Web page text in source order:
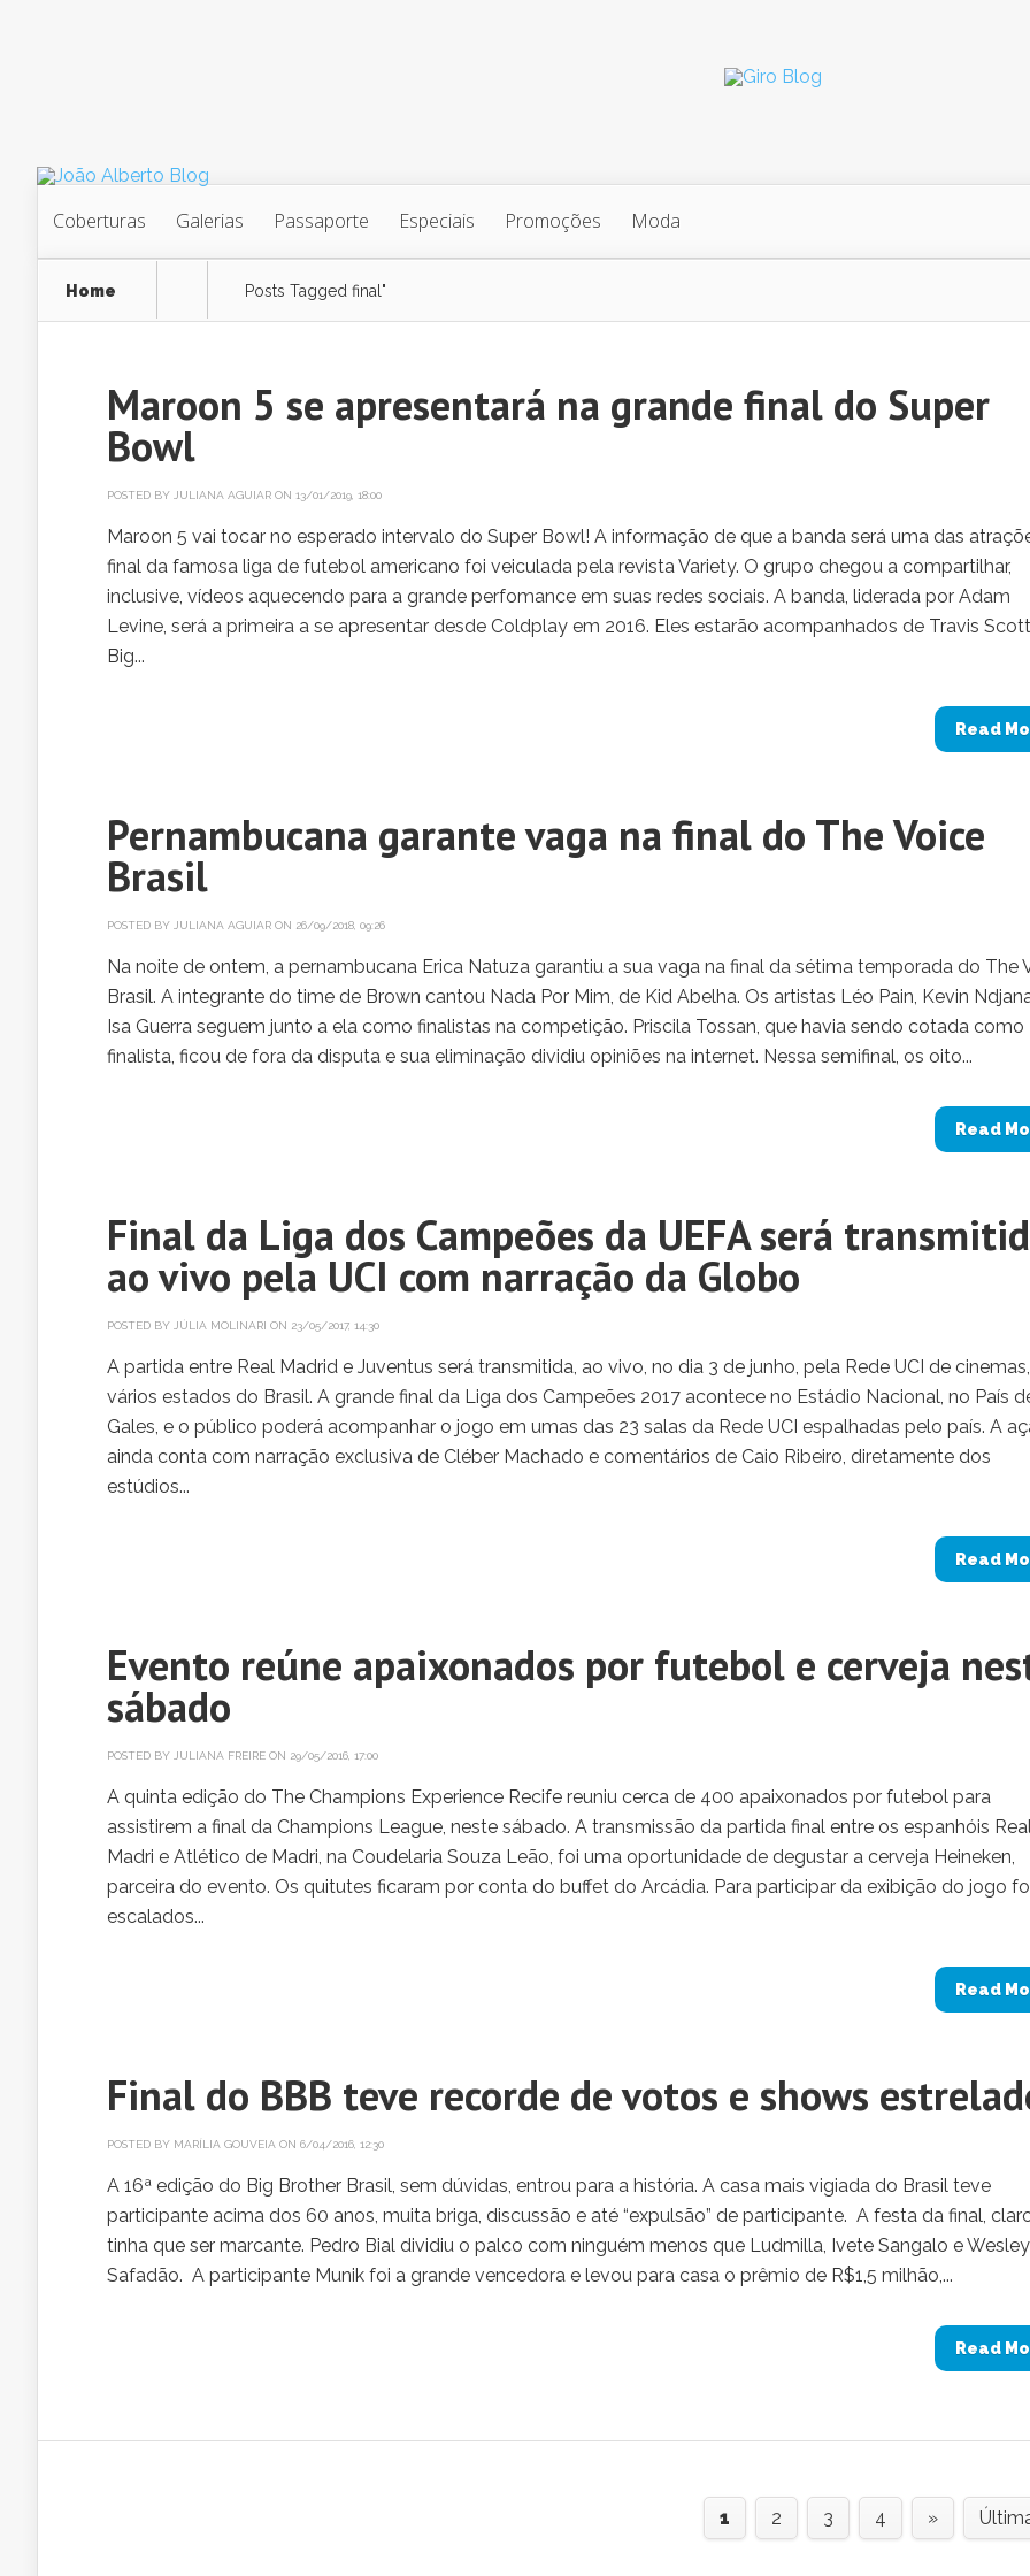
Coberturas Galerias Passaporte Especiais Promoções Moda
Home Posts Tagged final"
Maroon 5 se apresentará na grande final do Super
Bowl
POSTED BY JULIANA AGUIAR ON 13/01/2019, 18:00
Maroon 5 vai tocar no esperado intervalo do Super Bowl! A informação de que a banda será uma das
final da famosa liga de futebol americano foi veiculada pela revista Variety. O grupo chegou a compartilhar,
inclusive, vídeos aquecendo para a grande perfomance em suas redes sociais. A banda, liderada por Adam
Levine, será a primeira a se apresentar desde Coldplay em 2016. Eles estarão acompanhados de Travis
Big...
Read
Pernambucana garante vaga na final do The Voice
Brasil
POSTED BY JULIANA AGUIAR ON 26/09/2018, 09:26
Na noite de ontem, a pernambucana Erica Natuza garantiu a sua vaga na final da sétima temporada do The
Brasil. A integrante do time de Brown cantou Nada Por Mim, de Kid Abelha. Os artistas Léo Pain, Kevin
Isa Guerra seguem junto a ela como finalistas na competição. Priscila Tossan, que havia sendo cotada como
finalista, ficou de fora da disputa e sua eliminação dividiu opiniões na internet. Nessa semifinal, os oito...
Read
Final da Liga dos Campeões da UEFA será
ao vivo pela UCI com narração da Globo
POSTED BY JÚLIA MOLINARI ON 23/05/2017, 14:30
A partida entre Real Madrid e Juventus será transmitida, ao vivo, no dia 3 de junho, pela Rede UCI de
vários estados do Brasil. A grande final da Liga dos Campeões 2017 acontece no Estádio Nacional, no País
Gales, e o público poderá acompanhar o jogo em umas das 23 salas da Rede UCI espalhadas pelo país. A
ainda conta com narração exclusiva de Cléber Machado e comentários de Caio Ribeiro, diretamente dos
estúdios...
Read
Evento reúne apaixonados por futebol e cerveja
sábado
POSTED BY JULIANA FREIRE ON 29/05/2016, 17:00
A quinta edição do The Champions Experience Recife reuniu cerca de 400 apaixonados por futebol para
assistirem a final da Champions League, neste sábado. A transmissão da partida final entre os espanhóis
Madri e Atlético de Madri, na Coudelaria Souza Leão, foi uma oportunidade de degustar a cerveja Heineken,
parceira do evento. Os quitutes ficaram por conta do buffet do Arcádia. Para participar da exibição do jogo
escalados...
Read
Final do BBB teve recorde de votos e shows
POSTED BY MARÍLIA GOUVEIA ON 6/04/2016, 12:30
A 16ª edição do Big Brother Brasil, sem dúvidas, entrou para a história. A casa mais vigiada do Brasil teve
participante acima dos 60 anos, muita briga, discussão e até “expulsão” de participante. A festa da final,
tinha que ser marcante. Pedro Bial dividiu o palco com ninguém menos que Ludmilla, Ivete Sangalo e Wesley
Safadão. A participante Munik foi a grande vencedora e levou para casa o prêmio de R$1,5 milhão,...
Read
1 2 3 4 »